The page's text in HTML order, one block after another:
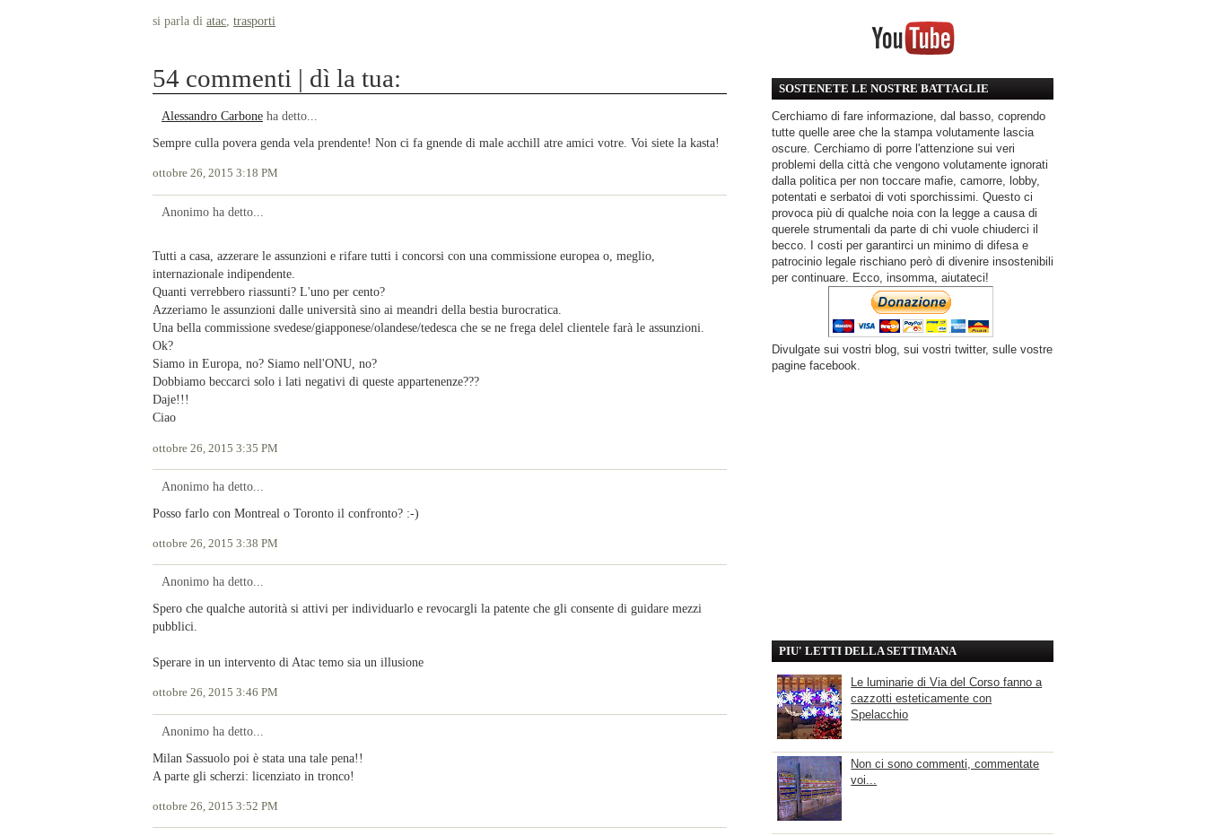
si parla di atac, trasporti
54 commenti | dì la tua:
Alessandro Carbone ha detto...
Sempre culla povera genda vela prendente! Non ci fa gnende di male acchill atre amici votre. Voi siete la kasta!
ottobre 26, 2015 3:18 PM
Anonimo ha detto...
Tutti a casa, azzerare le assunzioni e rifare tutti i concorsi con una commissione europea o, meglio,
internazionale indipendente.
Quanti verrebbero riassunti? L'uno per cento?
Azzeriamo le assunzioni dalle università sino ai meandri della bestia burocratica.
Una bella commissione svedese/giapponese/olandese/tedesca che se ne frega delel clientele farà le assunzioni.
Ok?
Siamo in Europa, no? Siamo nell'ONU, no?
Dobbiamo beccarci solo i lati negativi di queste appartenenze???
Daje!!!
Ciao
ottobre 26, 2015 3:35 PM
Anonimo ha detto...
Posso farlo con Montreal o Toronto il confronto? :-)
ottobre 26, 2015 3:38 PM
Anonimo ha detto...
Spero che qualche autorità si attivi per individuarlo e revocargli la patente che gli consente di guidare mezzi
pubblici.
Sperare in un intervento di Atac temo sia un illusione
ottobre 26, 2015 3:46 PM
Anonimo ha detto...
Milan Sassuolo poi è stata una tale pena!!
A parte gli scherzi: licenziato in tronco!
ottobre 26, 2015 3:52 PM
SOSTENETE LE NOSTRE BATTAGLIE
Cerchiamo di fare informazione, dal basso, coprendo
tutte quelle aree che la stampa volutamente lascia
oscure. Cerchiamo di porre l'attenzione sui veri
problemi della città che vengono volutamente ignorati
dalla politica per non toccare mafie, camorre, lobby,
potentati e serbatoi di voti sporchissimi. Questo ci
provoca più di qualche noia con la legge a causa di
querele strumentali da parte di chi vuole chiuderci il
becco. I costi per garantirci un minimo di difesa e
patrocinio legale rischiano però di divenire insostenibili
per continuare. Ecco, insomma, aiutateci!
Divulgate sui vostri blog, sui vostri twitter, sulle vostre
pagine facebook.
PIU' LETTI DELLA SETTIMANA
Le luminarie di Via del Corso fanno a
cazzotti esteticamente con
Spelacchio
Non ci sono commenti, commentate
voi...